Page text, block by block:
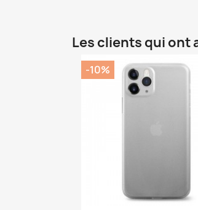
Les clients qui ont
-10%